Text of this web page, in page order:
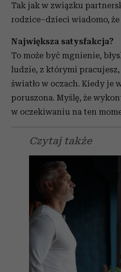
Tak jak w związku
rodzice–dzieci wiadomo,
Największa satysfakcja?
To może być mgnienie,
ludzie, z którymi pracujesz,
światło w oczach. Kiedy je
poruszona. Myślę, że
w oczekiwaniu na ten
Czytaj także